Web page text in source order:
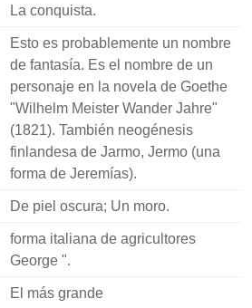
La conquista.
Esto es probablemente un nombre
de fantasía. Es el nombre de un
personaje en la novela de Goethe
"Wilhelm Meister Wander Jahre"
(1821). También neogénesis
finlandesa de Jarmo, Jermo (una
forma de Jeremías).
De piel oscura; Un moro.
forma italiana de agricultores
George ".
El más grande